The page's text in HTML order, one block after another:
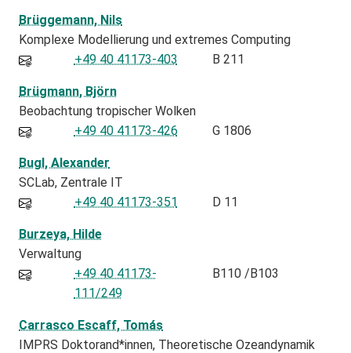
Brüggemann, Nils
Komplexe Modellierung und extremes Computing
+49 40 41173-403
B 211
Brügmann, Björn
Beobachtung tropischer Wolken
+49 40 41173-426
G 1806
Bugl, Alexander
SCLab Zentrale IT
+49 40 41173-351
D 11
Burzeya, Hilde
Verwaltung
+49 40 41173-
111/249
B110 /B103
Carrasco Escaff, Tomás
IMPRS Doktorand*innen Theoretische Ozeandynamik